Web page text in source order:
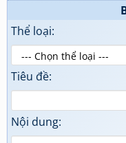
Thể loại:
Tiêu đề:
Nội dung: